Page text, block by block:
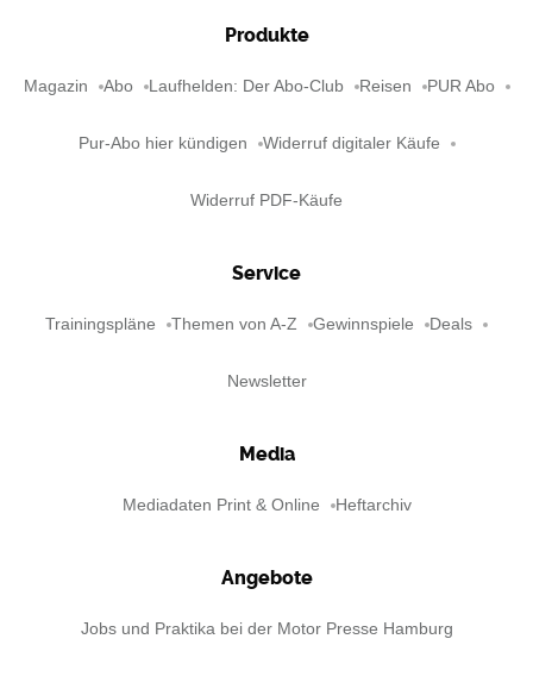
Produkte
Magazin Abo Laufhelden: Der Abo-Club Reisen PUR Abo
Pur-Abo hier kündigen Widerruf digitaler Käufe
Widerruf PDF-Käufe
Service
Trainingspläne Themen von A-Z Gewinnspiele Deals
Newsletter
Media
Mediadaten Print & Online Heftarchiv
Angebote
Jobs und Praktika bei der Motor Presse Hamburg